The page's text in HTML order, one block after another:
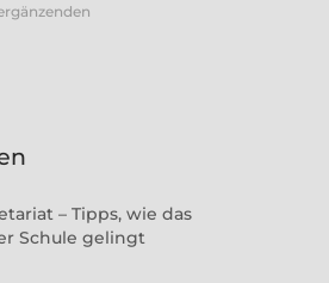
– Tipps, wie das
Schule gelingt